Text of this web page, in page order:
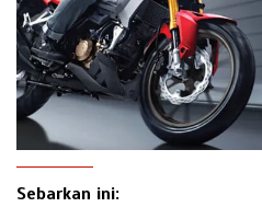
Sebarkan ini: